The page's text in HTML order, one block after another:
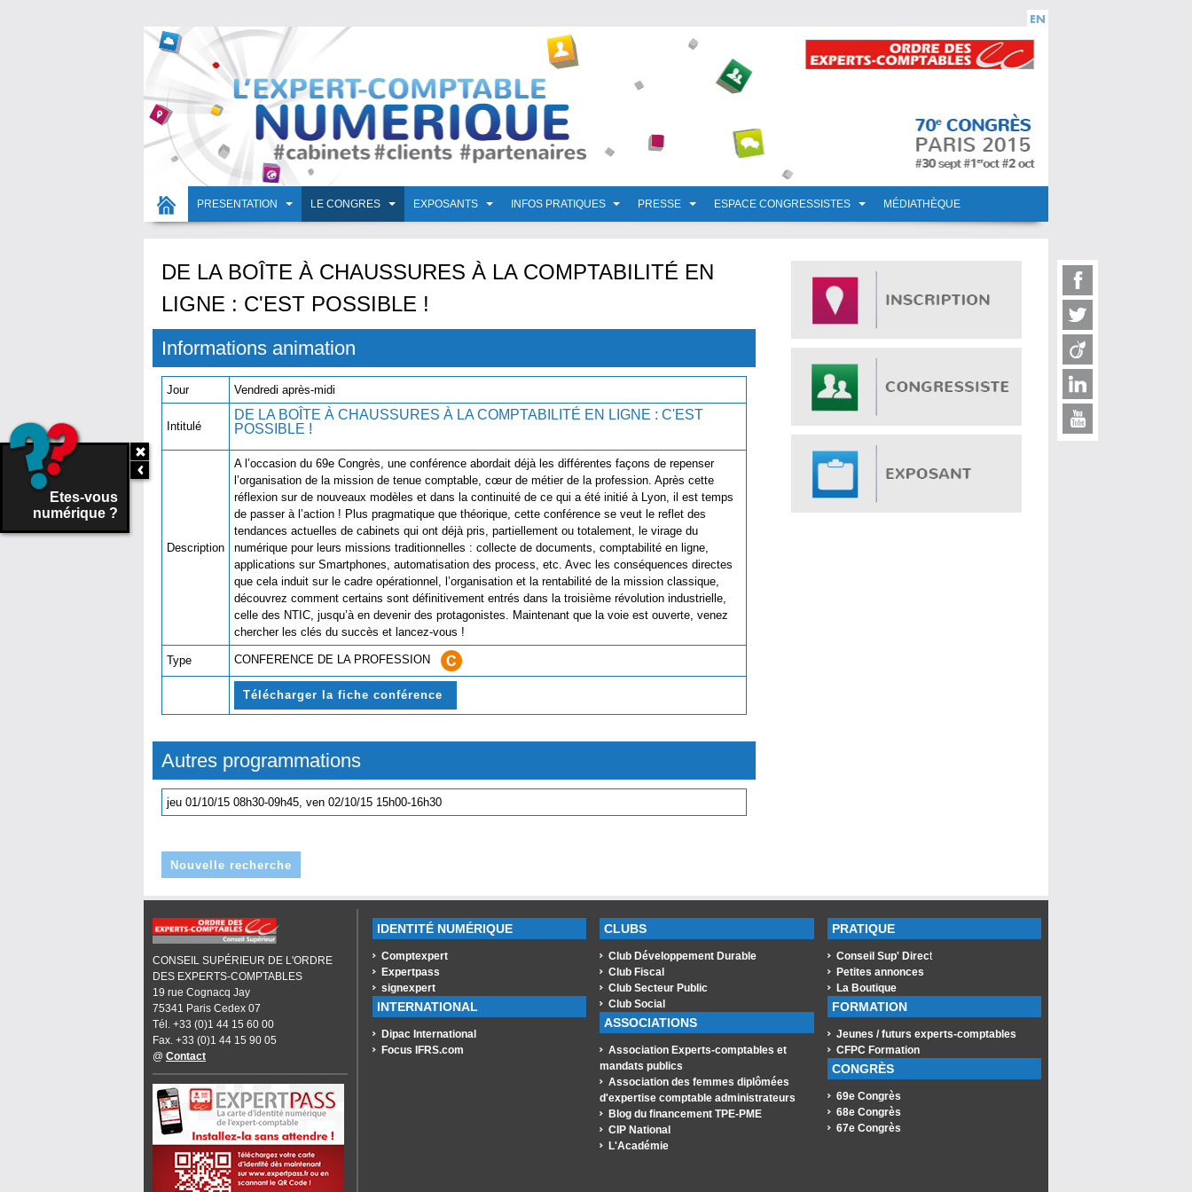
PRESENTATION LE CONGRES EXPOSANTS INFOS PRATIQUES PRESSE ESPACE CONGRESSISTES MÉDIATHÈQUE
DE LA BOÎTE À CHAUSSURES À LA COMPTABILITÉ EN
LIGNE : C'EST POSSIBLE !
Informations animation
Jour Vendredi après-midi
Intitulé
DE LA BOÎTE À CHAUSSURES À LA COMPTABILITÉ EN LIGNE : C'EST
POSSIBLE !
Description
A l’occasion du 69e Congrès, une conférence abordait déjà les différentes façons de repenser
l’organisation de la mission de tenue comptable, cœur de métier de la profession. Après cette
réflexion sur de nouveaux modèles et dans la continuité de ce qui a été initié à Lyon, il est temps
de passer à l’action ! Plus pragmatique que théorique, cette conférence se veut le reflet des
tendances actuelles de cabinets qui ont déjà pris, partiellement ou totalement, le virage du
numérique pour leurs missions traditionnelles : collecte de documents, comptabilité en ligne,
applications sur Smartphones, automatisation des process, etc. Avec les conséquences directes
que cela induit sur le cadre opérationnel, l’organisation et la rentabilité de la mission classique,
découvrez comment certains sont définitivement entrés dans la troisième révolution industrielle,
celle des NTIC, jusqu’à en devenir des protagonistes. Maintenant que la voie est ouverte, venez
chercher les clés du succès et lancez-vous !
Type CONFERENCE DE LA PROFESSION
Télécharger la fiche conférence
Autres programmations
jeu 01/10/15 08h30-09h45, ven 02/10/15 15h00-16h30
Nouvelle recherche
Etes-vous
numérique ?
CONSEIL SUPÉRIEUR DE L'ORDRE
DES EXPERTS-COMPTABLES
19 rue Cognacq Jay
75341 Paris Cedex 07
Tél. +33 (0)1 44 15 60 00
Fax. +33 (0)1 44 15 90 05
@ Contact
IDENTITÉ NUMÉRIQUE
Comptexpert
Expertpass
signexpert
INTERNATIONAL
Dipac International
Focus IFRS.com
CLUBS
Club Développement Durable
Club Fiscal
Club Secteur Public
Club Social
ASSOCIATIONS
Association Experts-comptables et
mandats publics
Association des femmes diplômées
d'expertise comptable administrateurs
Blog du financement TPE-PME
CIP National
L'Académie
PRATIQUE
Conseil Sup' Direct
Petites annonces
La Boutique
FORMATION
Jeunes / futurs experts-comptables
CFPC Formation
CONGRÈS
69e Congrès
68e Congrès
67e Congrès